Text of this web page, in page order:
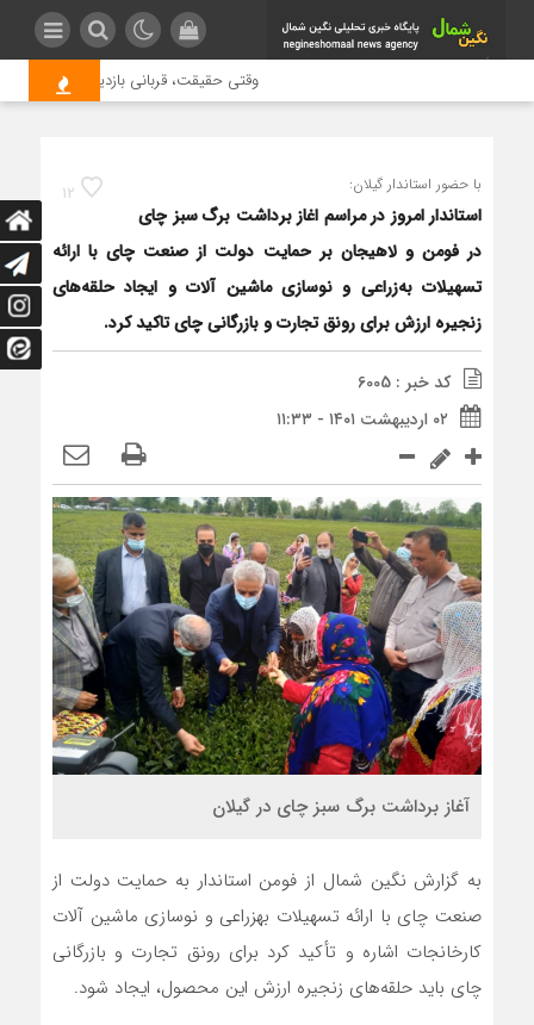
وقتی حقیقت، قربانی بازدید بیشتر می
12 با حضور استاندار گیلان:
استاندار امروز در مراسم اغاز برداشت برگ سبز چای
در فومن و لاهیجان بر حمایت دولت از صنعت چای با ارائه
تسهیلات به‌زراعی و نوسازی ماشین آلات و ایجاد حلقه‌های
زنجیره ارزش برای رونق تجارت و بازرگانی چای تاکید کرد.
کد خبر : 6005
۰۲ اردیبهشت ۱۴۰۱ - ۱۱:۳۳
آغاز برداشت برگ سبز چای در گیلان
به گزارش نگین شمال از فومن استاندار به حمایت دولت از
صنعت چای با ارائه تسهیلات بهزراعی و نوسازی ماشین آلات
کارخانجات اشاره و تأکید کرد برای رونق تجارت و بازرگانی
چای باید حلقه‌های زنجیره ارزش این محصول، ایجاد شود.